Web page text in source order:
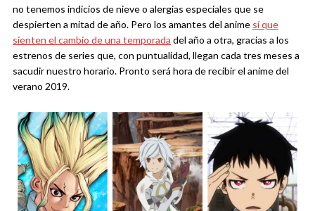
no tenemos indicios de nieve o alergias especiales que se
despierten a mitad de año. Pero los amantes del anime sí que
sienten el cambio de una temporada del año a otra, gracias a los
estrenos de series que, con puntualidad, llegan cada tres meses a
sacudir nuestro horario. Pronto será hora de recibir el anime del
verano 2019.